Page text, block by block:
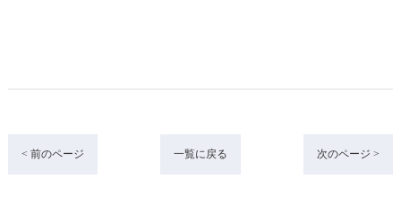
< 前のページ 一覧に戻る 次のページ >